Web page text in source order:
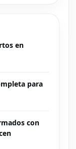
en
para
con